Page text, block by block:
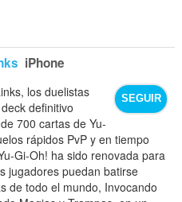
iPhone
SEGUIR
los duelistas
definitivo
700 cartas de Yu-
rápidos PvP y en tiempo
Gi-Oh! ha sido renovada para
jugadores puedan batirse
de todo el mundo, Invocando